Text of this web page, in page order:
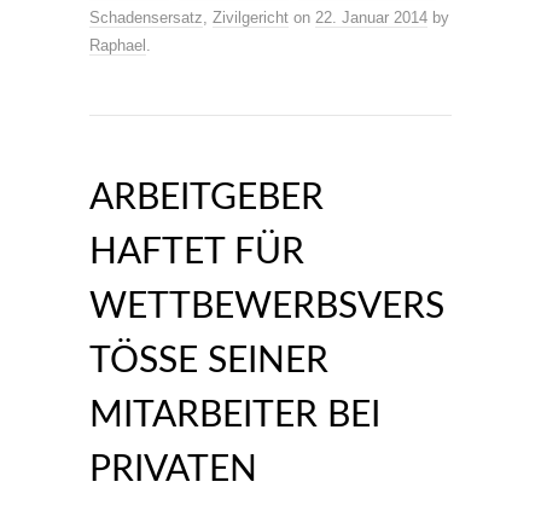
Schadensersatz, Zivilgericht on 22. Januar 2014 by
Raphael .
ARBEITGEBER
HAFTET FÜR
WETTBEWERBSVERS
TÖSSE SEINER M
ITARBEITER BEI P
RIVATEN F